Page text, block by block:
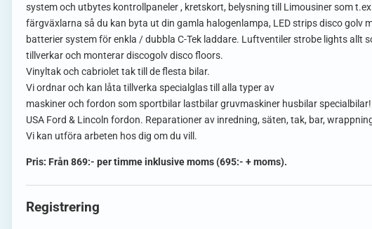
system och utbytes kontrollpaneler , kretskort, belysning till Limousiner som
färgväxlarna så du kan byta ut din gamla halogenlampa, LED strips disco golv
batterier system för enkla / dubbla C-Tek laddare. Luftventiler strobe lights allt
tillverkar och monterar discogolv disco floors.
Vinyltak och cabriolet tak till de flesta bilar.
Vi ordnar och kan låta tillverka specialglas till alla typer av
maskiner och fordon som sportbilar lastbilar gruvmaskiner husbilar
USA Ford & Lincoln fordon. Reparationer av inredning, säten, tak, bar,
Vi kan utföra arbeten hos dig om du vill.
Pris: Från 869:- per timme inklusive moms (695:- + moms).
Registrering